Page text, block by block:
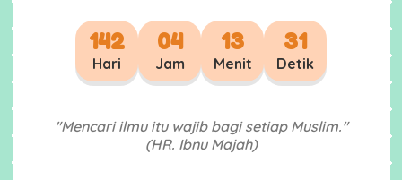
142
Hari
04
Jam
13
Menit
30
Detik
"Mencari ilmu itu wajib bagi setiap Muslim."
(HR. Ibnu Majah)